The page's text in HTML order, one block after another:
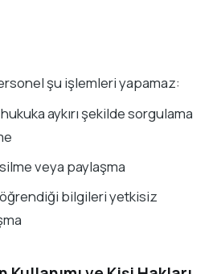
şu işlemleri yapamaz:
aykırı şekilde sorgulama
silme veya paylaşma
bilgileri yetkisiz